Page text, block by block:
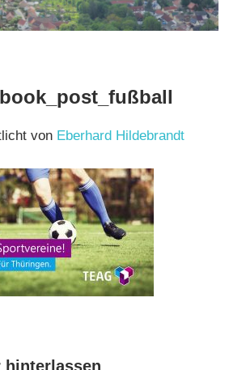
von Eberhard Hildebrandt
hinterlassen